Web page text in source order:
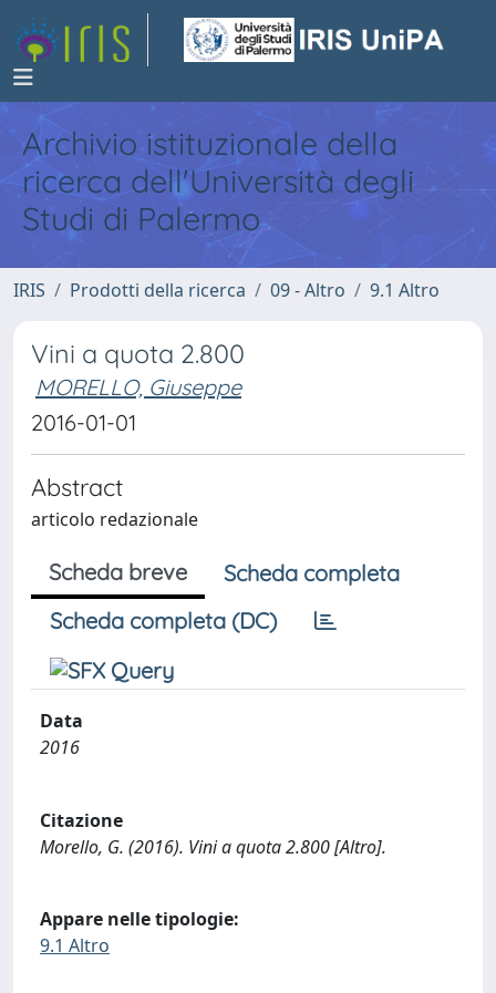
Archivio istituzionale della
ricerca dell'Università degli
Studi di Palermo
IRIS Prodotti della ricerca 09 - Altro 9.1 Altro
Vini a quota 2.800
MORELLO, Giuseppe
2016-01-01
Abstract
articolo redazionale
Scheda breve
Scheda completa
Scheda completa (DC)
Data
2016
Citazione
Morello, G. (2016). Vini a quota 2.800 [Altro].
Appare nelle tipologie:
9.1 Altro